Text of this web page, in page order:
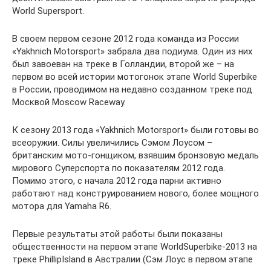
World Supersport.
В своем первом сезоне 2012 года команда из России
«Yakhnich Motorsport» забрала два подиума. Один из них
был завоеван на треке в Голландии, второй же – на
первом во всей истории мотогонок этапе World Superbike
в России, проводимом на недавно созданном треке под
Москвой Moscow Raceway.
К сезону 2013 года «Yakhnich Motorsport» были готовы во
всеоружии. Силы увеличились Сэмом Лоусом –
британским мото-гонщиком, взявшим бронзовую медаль
мирового Суперспорта по показателям 2012 года.
Помимо этого, с начала 2012 года парни активно
работают над конструированием нового, более мощного
мотора для Yamaha R6.
Первые результаты этой работы были показаны
общественности на первом этапе WorldSuperbike-2013 на
треке PhillipIsland в Австралии (Сэм Лоус в первом этапе